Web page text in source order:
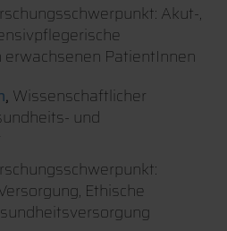
Akut-,
erwachsenen PatientInnen
, Wissenschaftlicher
und
Ethische